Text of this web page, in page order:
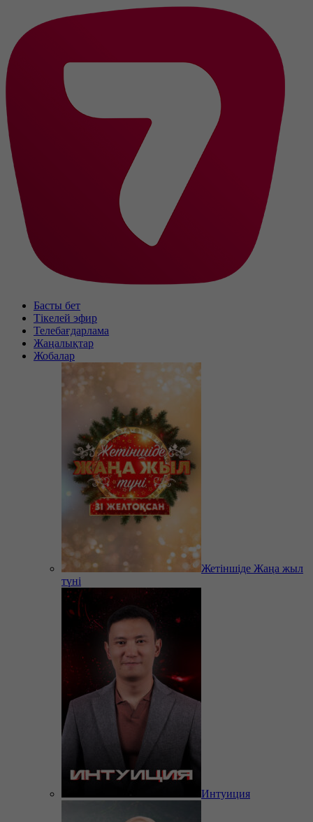
Басты бет
Тікелей эфир
Телебағдарлама
Жаңалықтар
Жобалар
Жетіншіде Жаңа жыл
түні
Интуиция